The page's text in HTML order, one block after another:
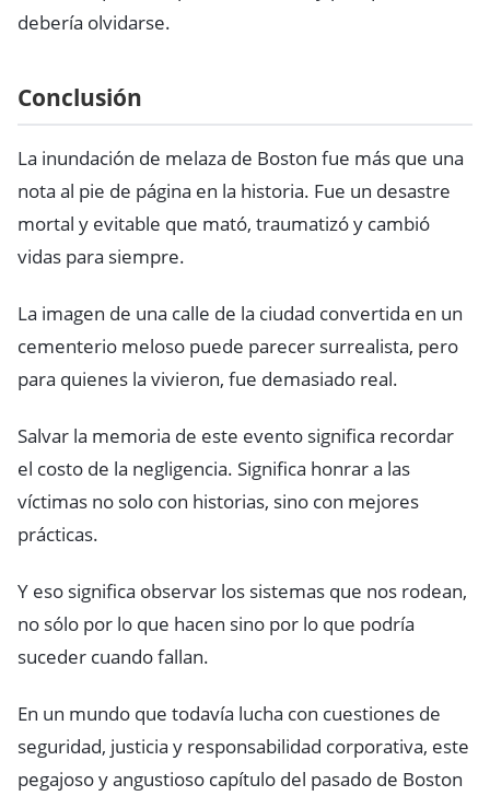
debería olvidarse.
Conclusión
La inundación de melaza de Boston fue más que una
nota al pie de página en la historia. Fue un desastre
mortal y evitable que mató, traumatizó y cambió
vidas para siempre.
La imagen de una calle de la ciudad convertida en un
cementerio meloso puede parecer surrealista, pero
para quienes la vivieron, fue demasiado real.
Salvar la memoria de este evento significa recordar
el costo de la negligencia. Significa honrar a las
víctimas no solo con historias, sino con mejores
prácticas.
Y eso significa observar los sistemas que nos rodean,
no sólo por lo que hacen sino por lo que podría
suceder cuando fallan.
En un mundo que todavía lucha con cuestiones de
seguridad, justicia y responsabilidad corporativa, este
pegajoso y angustioso capítulo del pasado de Boston